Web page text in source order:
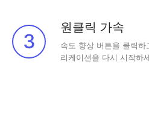
3
원클릭 가속
속도 향상 버튼을 클릭
리케이션을 다시 시작하